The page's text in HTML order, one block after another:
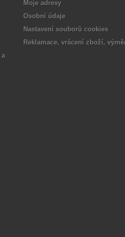
Moje adresy
Osobní údaje
Nastavení souborů cookies
Reklamace, vrácení zboží,